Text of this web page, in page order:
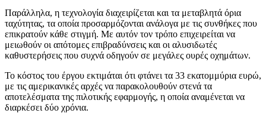
Παράλληλα, η τεχνολογία διαχειρίζεται και τα μεταβλητά όρια
ταχύτητας, τα οποία προσαρμόζονται ανάλογα με τις συνθήκες που
επικρατούν κάθε στιγμή. Με αυτόν τον τρόπο επιχειρείται να
μειωθούν οι απότομες επιβραδύνσεις και οι αλυσιδωτές
καθυστερήσεις που συχνά οδηγούν σε μεγάλες ουρές οχημάτων.
Το κόστος του έργου εκτιμάται ότι φτάνει τα 33 εκατομμύρια ευρώ,
με τις αμερικανικές αρχές να παρακολουθούν στενά τα
αποτελέσματα της πιλοτικής εφαρμογής, η οποία αναμένεται να
διαρκέσει δύο χρόνια.